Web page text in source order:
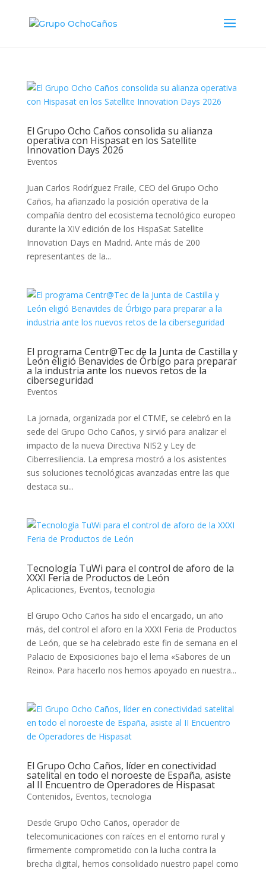
El Grupo Ocho Caños consolida su alianza
operativa con Hispasat en los Satellite
Innovation Days 2026
Eventos
Juan Carlos Rodríguez Fraile, CEO del Grupo Ocho
Caños, ha afianzado la posición operativa de la
compañía dentro del ecosistema tecnológico europeo
durante la XIV edición de los HispaSat Satellite
Innovation Days en Madrid. Ante más de 200
representantes de la...
El programa Centr@Tec de la Junta de Castilla y
León eligió Benavides de Órbigo para preparar
a la industria ante los nuevos retos de la
ciberseguridad
Eventos
La jornada, organizada por el CTME, se celebró en la
sede del Grupo Ocho Caños, y sirvió para analizar el
impacto de la nueva Directiva NIS2 y Ley de
Ciberresiliencia. La empresa mostró a los asistentes
sus soluciones tecnológicas avanzadas entre las que
destaca su...
Tecnología TuWi para el control de aforo de la
XXXI Feria de Productos de León
Aplicaciones, Eventos,tecnologia
El Grupo Ocho Caños ha sido el encargado, un año
más, del control el aforo en la XXXI Feria de Productos
de León, que se ha celebrado este fin de semana en el
Palacio de Exposiciones bajo el lema «Sabores de un
Reino». Para hacerlo nos hemos apoyado en nuestra...
El Grupo Ocho Caños, líder en conectividad
satelital en todo el noroeste de España, asiste
al II Encuentro de Operadores de Hispasat
Contenidos, Eventos,tecnologia
Desde Grupo Ocho Caños, operador de
telecomunicaciones con raíces en el entorno rural y
firmemente comprometido con la lucha contra la
brecha digital, hemos consolidado nuestro papel como